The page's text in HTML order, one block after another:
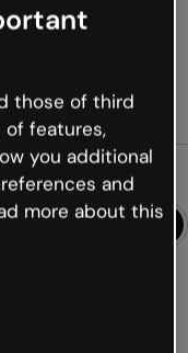
those of third
features,
you additional
and
more about this